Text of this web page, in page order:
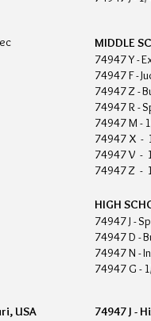
USA
MIDDLE
74947 Y -
74947 F -
74947 Z -
74947 R -
74947 M -
74947 X -
74947 V -
74947 Z -
HIGH
74947 J -
74947 D -
74947 N -
74947 G -
74947 J -